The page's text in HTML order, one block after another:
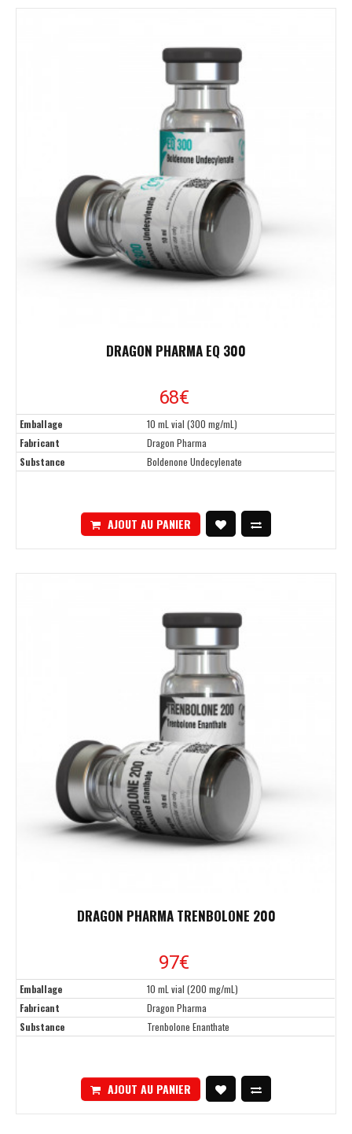
DRAGON PHARMA EQ 300
68€
Emballage
10 mL vial (300 mg/mL)
Fabricant
Dragon Pharma
Substance
Boldenone Undecylenate
AJOUT AU PANIER
DRAGON PHARMA TRENBOLONE 200
97€
Emballage
10 mL vial (200 mg/mL)
Fabricant
Dragon Pharma
Substance
Trenbolone Enanthate
AJOUT AU PANIER